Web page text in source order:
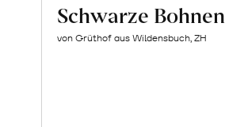
Schwarze Bohnen
von Grüthof aus Wildensbuch, ZH